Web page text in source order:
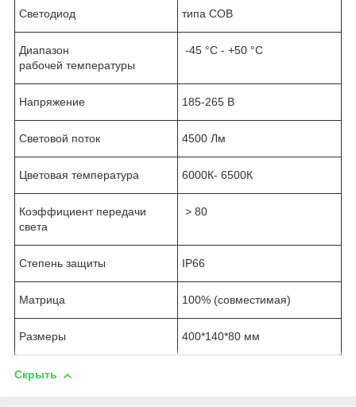
Светодиод типа COB
Диапазон
рабочей температуры
-45 °C - +50 °C
Напряжение 185-265 В
Световой поток 4500 Лм
Цветовая температура 6000К- 6500К
Коэффициент передачи
света
> 80
Степень защиты IP66
Матрица 100% (совместимая)
Размеры 400*140*80 мм
Скрыть